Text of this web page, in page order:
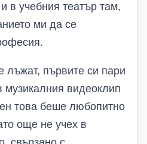
в учебния театър там,
ми да се
лъжат, първите си пари
музикалния видеоклип
това беше любопитно
още не учех в